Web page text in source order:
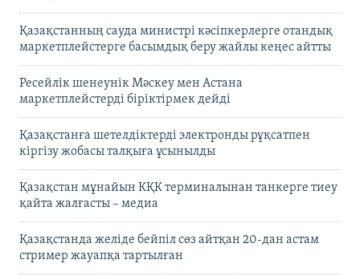
Қазақстанның сауда министрі кәсіпкерлерге отандық
маркетплейстерге басымдық беру жайлы кеңес айтты
Ресейлік шенеунік Мәскеу мен Астана
маркетплейстерді біріктірмек дейді
Қазақстанға шетелдіктерді электронды рұқсатпен
кіргізу жобасы талқыға ұсынылды
Қазақстан мұнайын КҚК терминалынан танкерге тиеу
қайта жалғасты – медиа
Қазақстанда желіде бейпіл сөз айтқан 20-дан астам
стример жауапқа тартылған